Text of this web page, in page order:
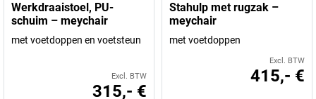
Werkdraaistoel, PU-
schuim – meychair
met voetdoppen en voetsteun
Excl. BTW
315,- €
Stahulp met rugzak –
meychair
met voetdoppen
Excl. BTW
415,- €